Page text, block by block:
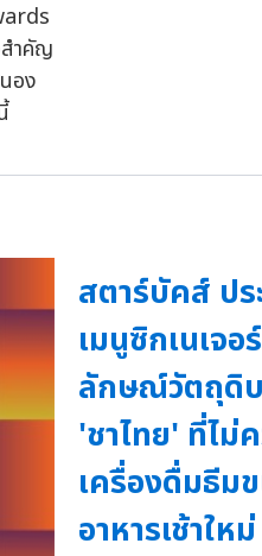
สำคัญ
อง
สตาร์บัคส์ ปร
เมนูซิกเนเจ
ลักษณ์วัตถุดิบ
'ชาไทย' ที่ไม่
เครื่องดื่มธีม
อาหารเช้าให